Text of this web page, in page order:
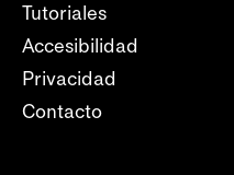
Tutoriales
Accesibilidad
Privacidad
Contacto